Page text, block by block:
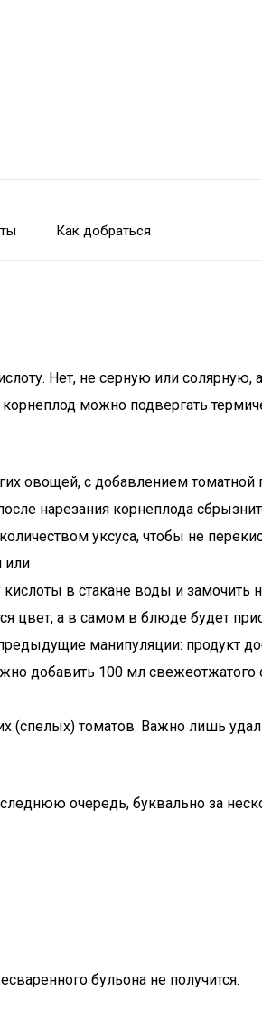
Как добраться
Нет, не серную или солярную,
можно подвергать
овощей, с добавлением
нарезания корнеплода
уксуса, чтобы не
или
в стакане воды и
цвет, а в самом в блюде будет
манипуляции: продукт
добавить 100 мл свежеотжатого
томатов. Важно лишь
очередь, буквально за
бульона не получится.